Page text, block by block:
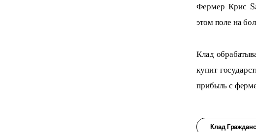
Фермер Крис
этом поле на
Клад
купит
прибыль с
Клад